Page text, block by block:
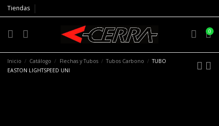
Tiendas
0
Inicio Catálogo Flechas y Tubos Tubos Carbono
TUBO
EASTON LIGHTSPEED UNI